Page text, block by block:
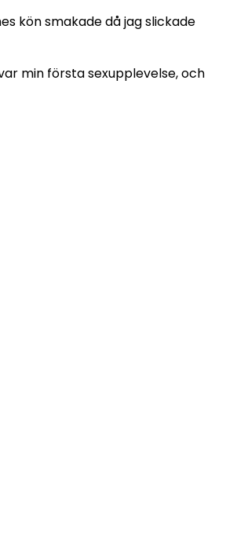
kön smakade då jag slickade
min första sexupplevelse, och